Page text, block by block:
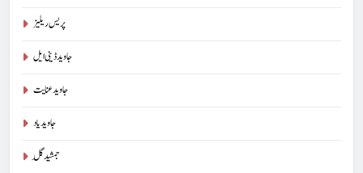
پریس ریلیز
جاوید ڈینی ایل
جاوید عنایت
جاوید یاد
جمشید گِل